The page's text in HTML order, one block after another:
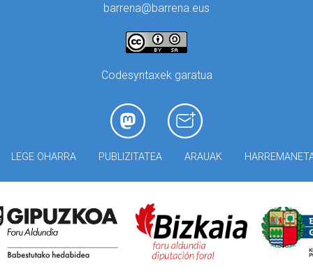
barrena@barrena.eus
Codesyntaxek garatua
LEGE OHARRA PUBLIZITATEA ARAUAK